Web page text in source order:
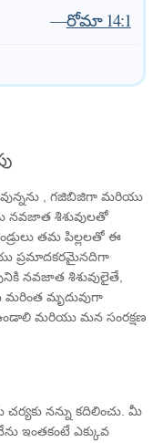
—రోమా 14:1
, గజిబిజిగా మరియు
నవజాత శిశువులతో
తమ పిల్లలతో ఈ
ప్రమాదకరమైనదిగా
నవజాత శిశువులైతే,
మృదువుగా
మరియు మన సంరక్షణ
నన్ను కదిలించు. మీ
ఇంతకంటే ఎక్కువ